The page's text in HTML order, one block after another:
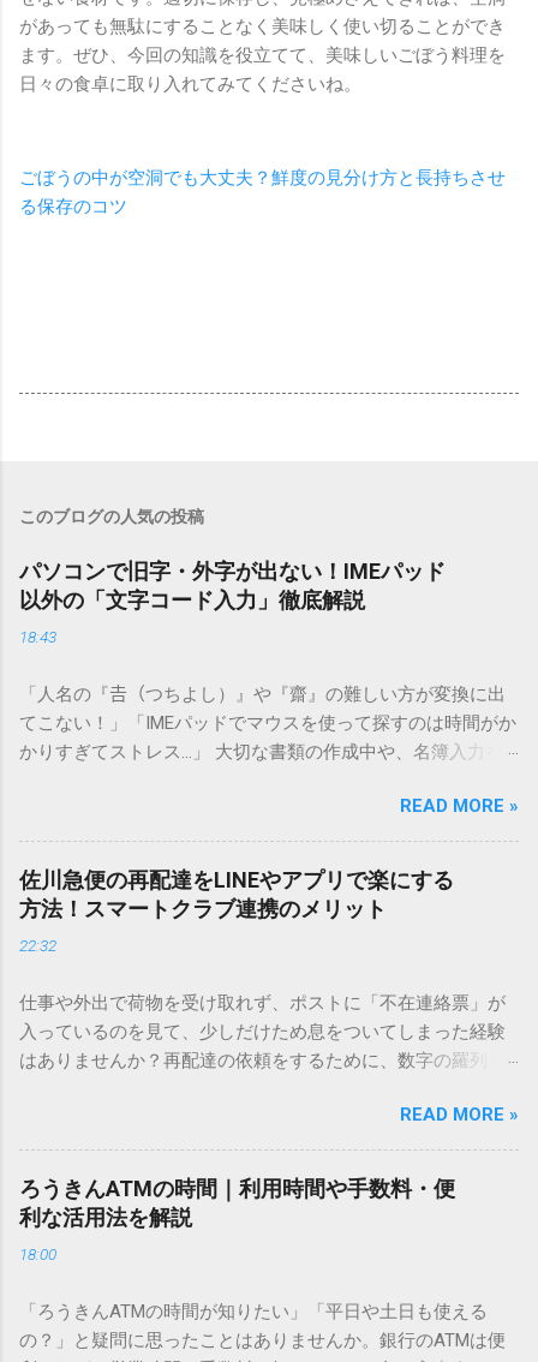
があっても無駄にすることなく美味しく使い切ることができ
ます。ぜひ、今回の知識を役立てて、美味しいごぼう料理を
日々の食卓に取り入れてみてくださいね。
ごぼうの中が空洞でも大丈夫？鮮度の見分け方と長持ちさせ
る保存のコツ
このブログの人気の投稿
パソコンで旧字・外字が出ない！IMEパッド
以外の「文字コード入力」徹底解説
18:43
「人名の『𠮷（つちよし）』や『齋』の難しい方が変換に出
てこない！」「IMEパッドでマウスを使って探すのは時間がか
かりすぎてストレス…」 大切な書類の作成中や、名簿入力を
てしまいますよね。多くの人が「IMEパッド（手書き入力）」
を使いますが、実はマウスで一画ずつ書くのは非効率です
し、似た漢字が多すぎて結局見つからないことも少なくあり
ません。 そこで今回は、IMEパッドを使わずに、特定のコー
ドを打ち込むだけで一瞬で旧字や外字、特殊記号を呼び出す
「文字コード入力」のテクニックを詳しく解説します。 この
必要はありません。 1. なぜ「変換」しても旧字・外字が出て
こないのか？ そもそも、なぜ普通の変換で出てこない漢字が
あるのでしょうか。その理由は、パソコンが文字を認識する
は、JIS規格（日本産業規格）によって「第1水準」「第2水
準」といった形で整理されています。しかし、人名や地名に
使われる非常に古い漢字（旧字）や、特定の組織だけで作ら
れた「外字」は、この一般的な変換リストに含まれていない
ン上のすべての文字には、いわば「住所」のような番号が割
り振られています。変換候補に出ない文字でも、この住所
（コード）を直接指定すれば、確実に呼び出すことができる
READ MORE »
佐川急便の再配達をLINEやアプリで楽にする
方法！スマートクラブ連携のメリット
22:32
仕事や外出で荷物を受け取れず、ポストに「不在連絡票」が
入っているのを見て、少しだけため息をついてしまった経験
はありませんか？再配達の依頼をするために、数字の羅列を
ことに申し訳なさを感じたりすることもあるかもしれませ
ん。 「もっとスムーズに、自分のタイミングで受け取りた
い」 「わざわざ電話をかけずに、スマホ一つで完結させた
い」 そんな願いを叶えてくれるのが、佐川急便の会員制サー
ビス「スマートクラブ」と、LINEや公式アプリの連携です。
これらを活用するだけで、再配達のストレスは驚くほど軽く
受け取り術と、連携による具体的なメリットを徹底解説しま
す。 佐川急便の再配達が劇的に変わる「スマートクラブ」と
READ MORE »
ろうきんATMの時間｜利用時間や手数料・便
利な活用法を解説
18:00
「ろうきんATMの時間が知りたい」「平日や土日も使える
の？」と疑問に思ったことはありませんか。銀行のATMは便